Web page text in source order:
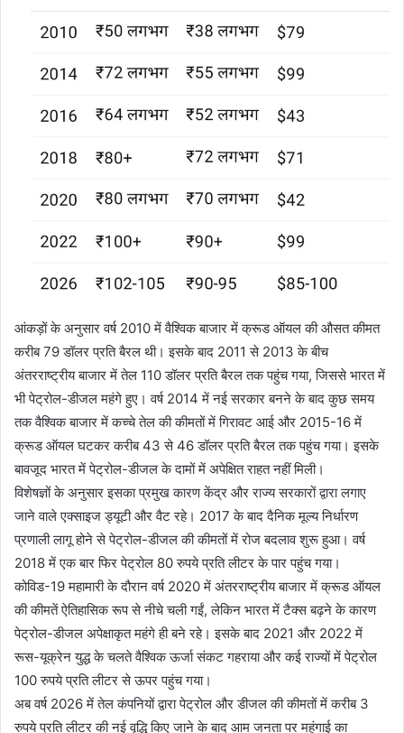
आंकड़ों के अनुसार वर्ष 2010 में वैश्विक बाजार में क्रूड ऑयल की औसत कीमत
करीब 79 डॉलर प्रति बैरल थी। इसके बाद 2011 से 2013 के बीच
अंतरराष्ट्रीय बाजार में तेल 110 डॉलर प्रति बैरल तक पहुंच गया, जिससे भारत में
भी पेट्रोल-डीजल महंगे हुए। वर्ष 2014 में नई सरकार बनने के बाद कुछ समय
तक वैश्विक बाजार में कच्चे तेल की कीमतों में गिरावट आई और 2015-16 में
क्रूड ऑयल घटकर करीब 43 से 46 डॉलर प्रति बैरल तक पहुंच गया। इसके
बावजूद भारत में पेट्रोल-डीजल के दामों में अपेक्षित राहत नहीं मिली।
विशेषज्ञों के अनुसार इसका प्रमुख कारण केंद्र और राज्य सरकारों द्वारा लगाए
जाने वाले एक्साइज ड्यूटी और वैट रहे। 2017 के बाद दैनिक मूल्य निर्धारण
प्रणाली लागू होने से पेट्रोल-डीजल की कीमतों में रोज बदलाव शुरू हुआ। वर्ष
2018 में एक बार फिर पेट्रोल 80 रुपये प्रति लीटर के पार पहुंच गया।
कोविड-19 महामारी के दौरान वर्ष 2020 में अंतरराष्ट्रीय बाजार में क्रूड ऑयल
की कीमतें ऐतिहासिक रूप से नीचे चली गईं, लेकिन भारत में टैक्स बढ़ने के कारण
पेट्रोल-डीजल अपेक्षाकृत महंगे ही बने रहे। इसके बाद 2021 और 2022 में
रूस-यूक्रेन युद्ध के चलते वैश्विक ऊर्जा संकट गहराया और कई राज्यों में पेट्रोल
100 रुपये प्रति लीटर से ऊपर पहुंच गया।
अब वर्ष 2026 में तेल कंपनियों द्वारा पेट्रोल और डीजल की कीमतों में करीब 3
रुपये प्रति लीटर की नई वृद्धि किए जाने के बाद आम जनता पर महंगाई का